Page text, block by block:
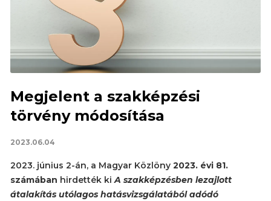
Megjelent a szakképzési
törvény módosítása
2023.06.04
2023. június 2-án, a Magyar Közlöny 2023. évi 81.
számában hirdették kiA szakképzésben lezajlott
átalakítás utólagos hatásvizsgálatából adódó